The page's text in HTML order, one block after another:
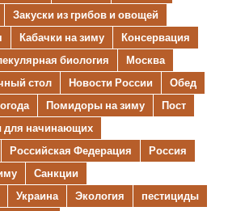
Закуски из грибов и овощей
Кабачки на зиму
Консервация
биология
Москва
стол Новости России
Обед
Помидоры на зиму
Пост
для начинающих
Российская Федерация
Россия
Санкции
Украина Экология
пестициды